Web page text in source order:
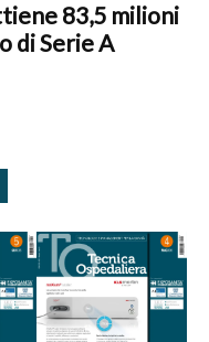
83,5 milioni
di Serie A